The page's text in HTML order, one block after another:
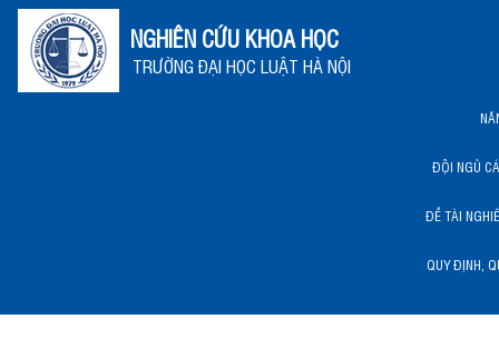
NGHIÊN CỨU KHOA HỌC
TRƯỜNG ĐẠI HỌC LUẬT HÀ NỘI
ĐỘI NGŨ
ĐỀ TÀI
QUY ĐỊNH,